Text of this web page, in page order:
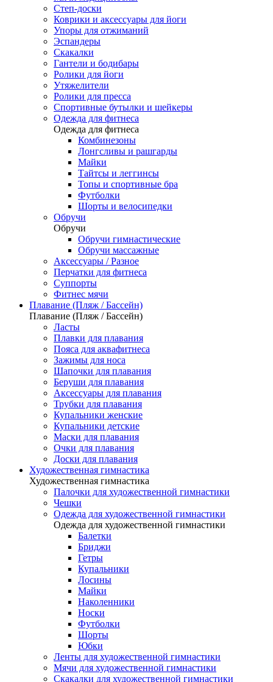
Степ-доски
Коврики и аксессуары для йоги
Упоры для отжиманий
Эспандеры
Скакалки
Гантели и бодибары
Ролики для йоги
Утяжелители
Ролики для пресса
Спортивные бутылки и шейкеры
Одежда для фитнеса
Одежда для фитнеса
Комбинезоны
Лонгсливы и рашгарды
Майки
Тайтсы и леггинсы
Топы и спортивные бра
Футболки
Шорты и велосипедки
Обручи
Обручи
Обручи гимнастические
Обручи массажные
Аксессуары / Разное
Перчатки для фитнеса
Суппорты
Фитнес мячи
Плавание (Пляж / Бассейн)
Плавание (Пляж / Бассейн)
Ласты
Плавки для плавания
Пояса для аквафитнеса
Зажимы для носа
Шапочки для плавания
Беруши для плавания
Аксессуары для плавания
Трубки для плавания
Купальники женские
Купальники детские
Маски для плавания
Очки для плавания
Доски для плавания
Художественная гимнастика
Художественная гимнастика
Палочки для художественной гимнастики
Чешки
Одежда для художественной гимнастики
Одежда для художественной гимнастики
Балетки
Бриджи
Гетры
Купальники
Лосины
Майки
Наколенники
Носки
Футболки
Шорты
Юбки
Ленты для художественной гимнастики
Мячи для художественной гимнастики
Скакалки для художественной гимнастики